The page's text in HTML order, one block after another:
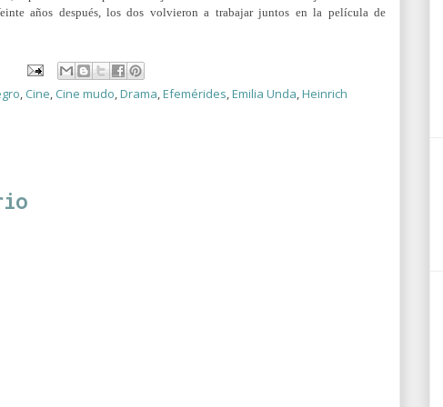
años después, los dos volvieron a trabajar juntos en la película de
, Cine, Cine mudo,Drama,Efemérides,Emilia Unda,Heinrich